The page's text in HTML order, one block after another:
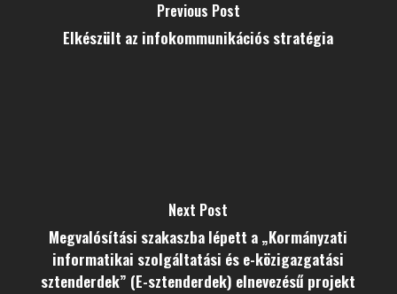
Previous Post
Elkészült az infokommunikációs stratégia
Next Post
Megvalósítási szakaszba lépett a „Kormányzati
informatikai szolgáltatási és e-közigazgatási
sztenderdek” (E-sztenderdek) elnevezésű projekt